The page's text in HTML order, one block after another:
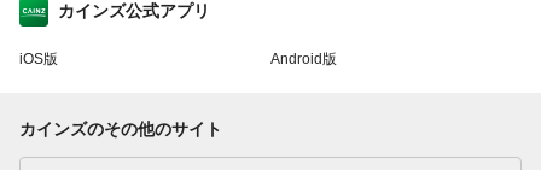
カインズ公式アプリ
iOS版 Android版
カインズのその他のサイト